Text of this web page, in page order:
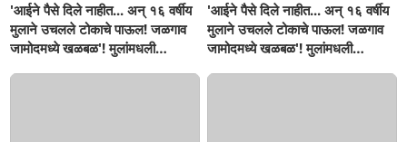
'आईने पैसे दिले नाहीत... अन् १६ वर्षीय
मुलाने उचलले टोकाचे पाऊल! जळगाव
जामोदमध्ये खळबळ'! मुलांमधली
'आईने पैसे दिले नाहीत... अन् १६ वर्षीय
मुलाने उचलले टोकाचे पाऊल! जळगाव
जामोदमध्ये खळबळ'! मुलांमधली